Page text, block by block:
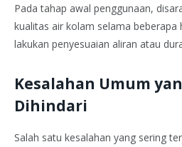
Pada tahap awal penggunaan,
kualitas air kolam selama beberapa
lakukan penyesuaian aliran atau
Kesalahan Umum
Dihindari
Salah satu kesalahan yang sering